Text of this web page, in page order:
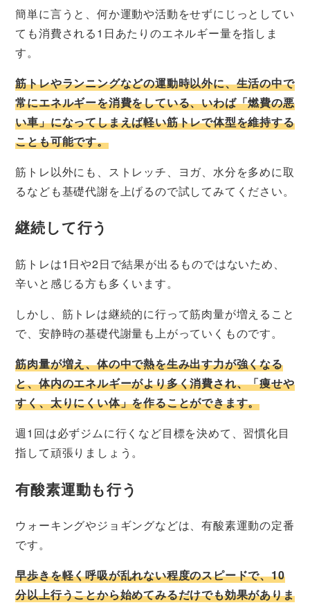
簡単に言うと、何か運動や活動をせずにじっとしてい
ても消費される1日あたりのエネルギー量を指しま
す。
筋トレやランニングなどの運動時以外に、生活の中で
常にエネルギーを消費をしている、いわば「燃費の悪
い車」になってしまえば軽い筋トレで体型を維持する
ことも可能です。
筋トレ以外にも、ストレッチ、ヨガ、水分を多めに取
るなども基礎代謝を上げるので試してみてください。
継続して行う
筋トレは1日や2日で結果が出るものではないため、
辛いと感じる方も多くいます。
しかし、筋トレは継続的に行って筋肉量が増えること
で、安静時の基礎代謝量も上がっていくものです。
筋肉量が増え、体の中で熱を生み出す力が強くなる
と、体内のエネルギーがより多く消費され、「痩せや
すく、太りにくい体」を作ることができます。
週1回は必ずジムに行くなど目標を決めて、習慣化目
指して頑張りましょう。
有酸素運動も行う
ウォーキングやジョギングなどは、有酸素運動の定番
です。
早歩きを軽く呼吸が乱れない程度のスピードで、10
分以上行うことから始めてみるだけでも効果がありま